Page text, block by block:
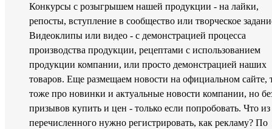
Конкурсы с розыгрышем нашей продукции - на лайки,
репосты, вступление в сообщество или творческое
Видеоклипы или видео - с демонстрацией процесса
производства продукции, рецептами с использованием
продукции компании, или просто демонстрацией наших
товаров. Еще размещаем новости на официальном сайте,
тоже про новинки и актуальные новости компании, но
призывов купить и цен - только если попробовать. Что из
перечисленного нужно регистрировать, как рекламу? По